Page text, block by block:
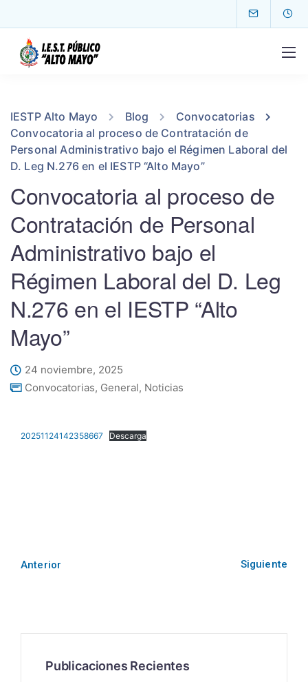
IESTP Alto Mayo Blog
Convocatorias
Convocatoria al proceso de Contratación de
Personal Administrativo bajo el Régimen Laboral del
D. Leg N.276 en el IESTP “Alto Mayo”
Convocatoria al proceso de
Contratación de Personal
Administrativo bajo el
Régimen Laboral del D. Leg
N.276 en el IESTP “Alto
Mayo”
24 noviembre, 2025
Convocatorias, General, Noticias
20251124142358667 Descarga
Anterior Siguiente
Publicaciones Recientes